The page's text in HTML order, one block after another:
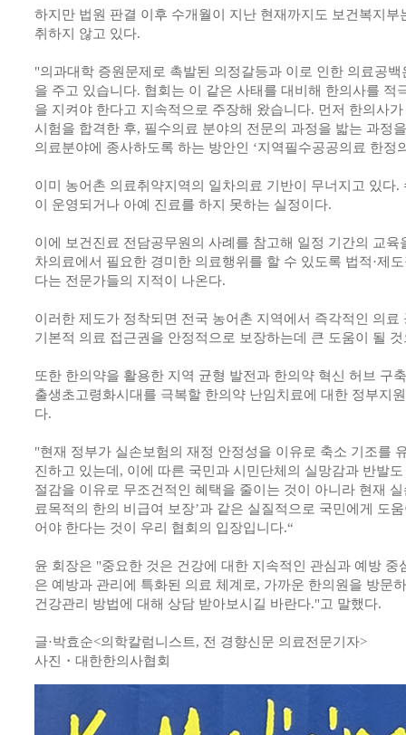
하지만 법원 판결 이후 수개월이 지난 현재까지도 보건복지부
취하지 않고 있다.
"의과대학 증원문제로 촉발된 의정갈등과 이로 인한 의료공
을 주고 있습니다. 협회는 이 같은 사태를 대비해 한의사를 적
을 지켜야 한다고 지속적으로 주장해 왔습니다. 먼저 한의사
시험을 합격한 후, 필수의료 분야의 전문의 과정을 밟는 과정
의료분야에 종사하도록 하는 방안인 ‘지역필수공공의료 한정
이미 농어촌 의료취약지역의 일차의료 기반이 무너지고 있다
이 운영되거나 아예 진료를 하지 못하는 실정이다.
이에 보건진료 전담공무원의 사례를 참고해 일정 기간의 교
차의료에서 필요한 경미한 의료행위를 할 수 있도록 법적·제
다는 전문가들의 지적이 나온다.
이러한 제도가 정착되면 전국 농어촌 지역에서 즉각적인 의
기본적 의료 접근권을 안정적으로 보장하는데 큰 도움이 될
또한 한의약을 활용한 지역 균형 발전과 한의약 혁신 허브 구
출생초고령화시대를 극복할 한의약 난임치료에 대한 정부지
다.
"현재 정부가 실손보험의 재정 안정성을 이유로 축소 기조를
진하고 있는데, 이에 따른 국민과 시민단체의 실망감과 반발
절감을 이유로 무조건적인 혜택을 줄이는 것이 아니라 현재
료목적의 한의 비급여 보장’과 같은 실질적으로 국민에게 도
어야 한다는 것이 우리 협회의 입장입니다.“
윤 회장은 "중요한 것은 건강에 대한 지속적인 관심과 예방
은 예방과 관리에 특화된 의료 체계로, 가까운 한의원을 방문
건강관리 방법에 대해 상담 받아보시길 바란다."고 말했다.
글·박효순<의학칼럼니스트, 전 경향신문 의료전문기자>
사진・대한한의사협회